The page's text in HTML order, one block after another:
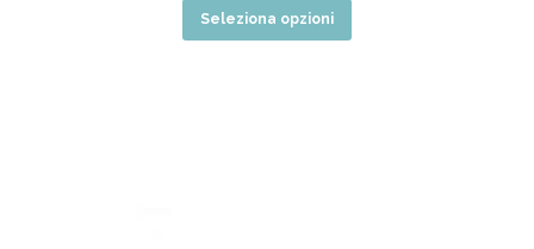
Seleziona opzioni